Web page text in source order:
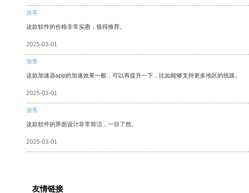
游客
这款软件的价格非常实惠，值得推荐。
2025-03-01
游客
这款加速器app的加速效果一般，可以再提升一下，比如能够支持更多地区的线路。
2025-03-01
游客
这款软件的界面设计非常简洁，一目了然。
2025-03-01
友情链接